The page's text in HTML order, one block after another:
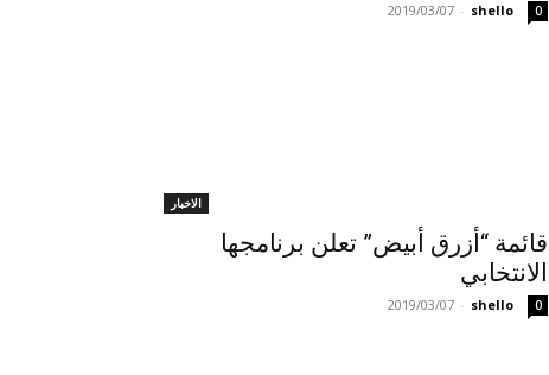
shello
-
2019/03/07 0
الاخبار
قائمة “أزرق أبيض” تعلن برنامجها
الانتخابي
shello
-
2019/03/07 0